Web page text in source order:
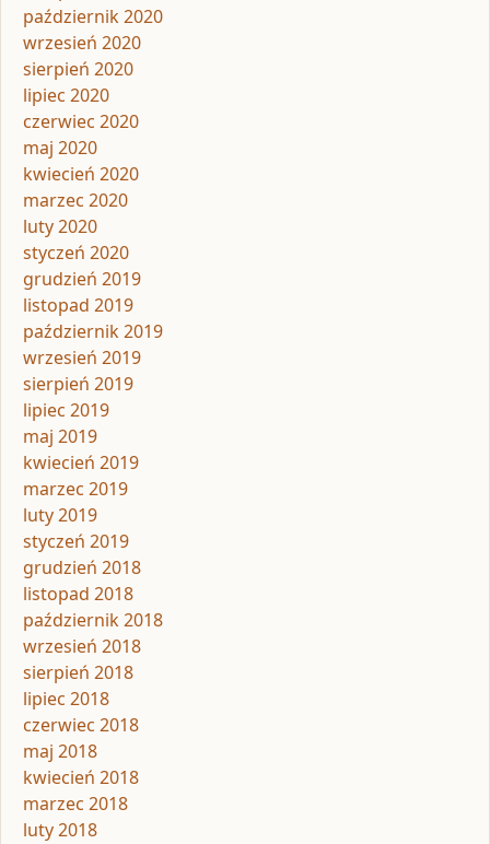
październik 2020
wrzesień 2020
sierpień 2020
lipiec 2020
czerwiec 2020
maj 2020
kwiecień 2020
marzec 2020
luty 2020
styczeń 2020
grudzień 2019
listopad 2019
październik 2019
wrzesień 2019
sierpień 2019
lipiec 2019
maj 2019
kwiecień 2019
marzec 2019
luty 2019
styczeń 2019
grudzień 2018
listopad 2018
październik 2018
wrzesień 2018
sierpień 2018
lipiec 2018
czerwiec 2018
maj 2018
kwiecień 2018
marzec 2018
luty 2018